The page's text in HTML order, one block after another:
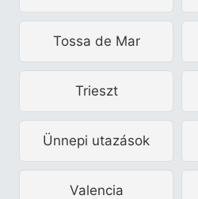
Tossa de Mar
Trieszt
Ünnepi utazások
Valencia